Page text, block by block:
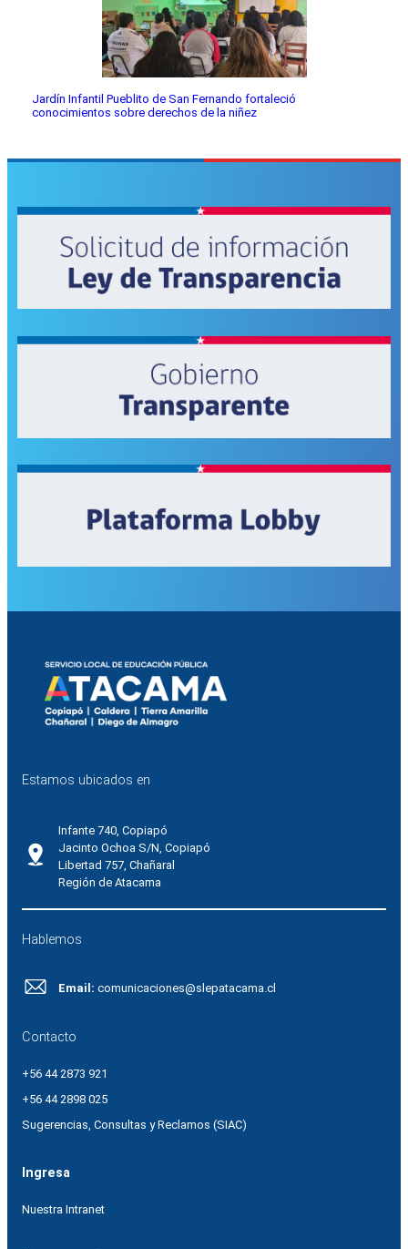
Jardín Infantil Pueblito de San Fernando fortaleció
conocimientos sobre derechos de la niñez
Estamos ubicados en
Infante 740, Copiapó
Jacinto Ochoa S/N, Copiapó
Libertad 757, Chañaral
Región de Atacama
Hablemos
Email: comunicaciones@slepatacama.cl
Contacto
+56 44 2873 921
+56 44 2898 025
Sugerencias, Consultas y Reclamos (SIAC)
Ingresa
Nuestra Intranet